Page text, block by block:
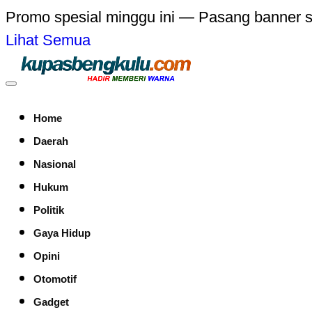
Promo spesial minggu ini — Pasang banner
Lihat Semua
Home
Daerah
Nasional
Hukum
Politik
Gaya Hidup
Opini
Otomotif
Gadget